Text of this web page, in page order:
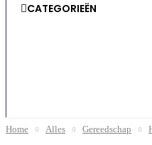
CATEGORIEËN
Home Alles Gereedschap